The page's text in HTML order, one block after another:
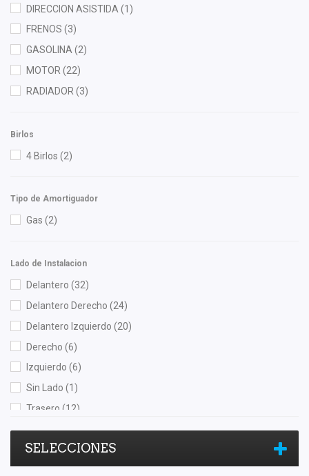
Hella(1)
HUSHAN(3)
Injetech(3)
Interfil(2)
ISAKA(11)
Moresa
MOTORFIL
Nikko
Nissan (Original)
DIRECCION ASISTIDA (1)
FRENOS (3)
GASOLINA(2)
MOTOR (22)
RADIADOR (3)
Birlos
4 Birlos (2)
Tipo de Amortiguador
Gas (2)
Lado de Instalacion
Delantero (32)
Delantero Derecho (24)
Delantero Izquierdo (20)
Derecho (6)
Izquierdo (6)
Sin Lado (1)
Trasero (12)
Trasero Derecho(4)
Trasero Izquierdo(6)
SELECCIONES